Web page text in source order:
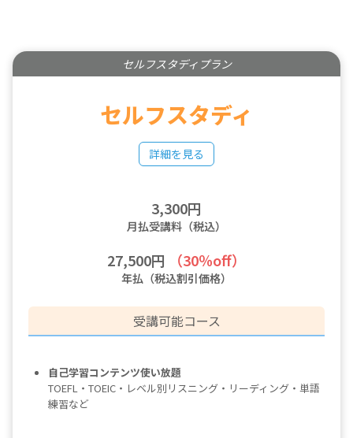
セルフスタディプラン
セルフスタディ
詳細を見る
3,300円
月払受講料（税込）
27,500円 （30％off）
年払（税込割引価格）
受講可能コース
自己学習コンテンツ使い放題
TOEFL・TOEIC・レベル別リスニング・リーディング・単語
練習など